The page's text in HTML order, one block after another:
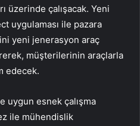
üzerinde çalışacak. Yeni
uygulaması ile pazara
yeni jenerasyon araç
müşterilerinin araçlarla
edecek.
uygun esnek çalışma
ile mühendislik